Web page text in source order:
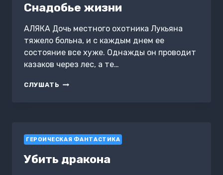
Снадобье жизни
АЛЯКА Дочь местного охотника Лукьяна
тяжело больна, и с каждым днем ее
состояние все хуже. Однажды он проводит
казаков через лес, а те…
СЛУШАТЬ СНАДОБЬЕ
ГЕРОИЧЕСКАЯ ФАНТАСТИКА
Убить дракона